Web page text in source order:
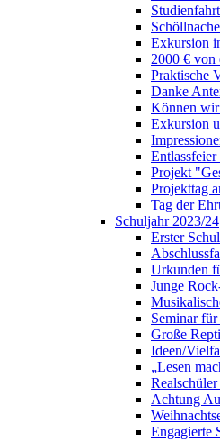
Exkursion
2000 €
Praktische
Danke
Können
Exkursion
Projekt
Projekttag
Tag der
Schuljahr 2023/24
Erster
Urkunden
Junge
Seminar für
Große
Ideen/
„Lesen
Achtung
Engagierte